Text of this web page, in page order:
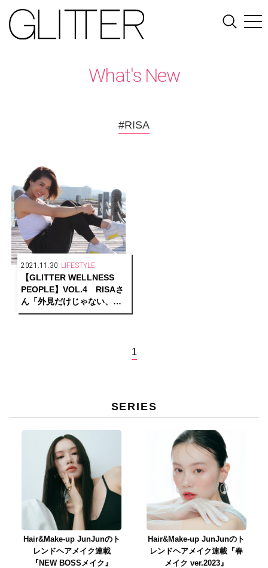
What's New
#RISA
2021.11.30 LIFESTYLE
【GLITTER WELLNESS
PEOPLE】VOL.4 RISAさ
ん「外見だけじゃない、内
側からのボディメイクを目
1
SERIES
Hair&Make-up JunJunのト
レンドヘアメイク連載
『NEW BOSSメイク』
Hair&Make-up JunJunのト
レンドヘアメイク連載『春
メイク ver.2023』